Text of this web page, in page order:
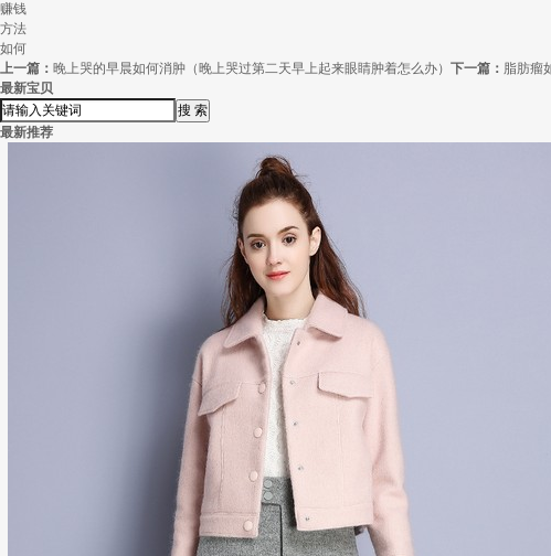
赚钱
方法
如何
上一篇： 晚上哭的早晨如何消肿（晚上哭过第二天早上起来眼睛肿着怎么办） 下一篇： 脂肪瘤
最新宝贝
最新推荐